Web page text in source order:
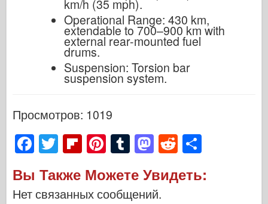
km/h (35 mph).
Operational Range: 430 km,
extendable to 700–900 km with
external rear-mounted fuel
drums.
Suspension: Torsion bar
suspension system.
Просмотров: 1019
F
a
c
T
tt
Fl
ip
b
Pi
er
T
m
M
st
R
d ar
Вы Также Можете Увидеть:
Нет связанных сообщений.